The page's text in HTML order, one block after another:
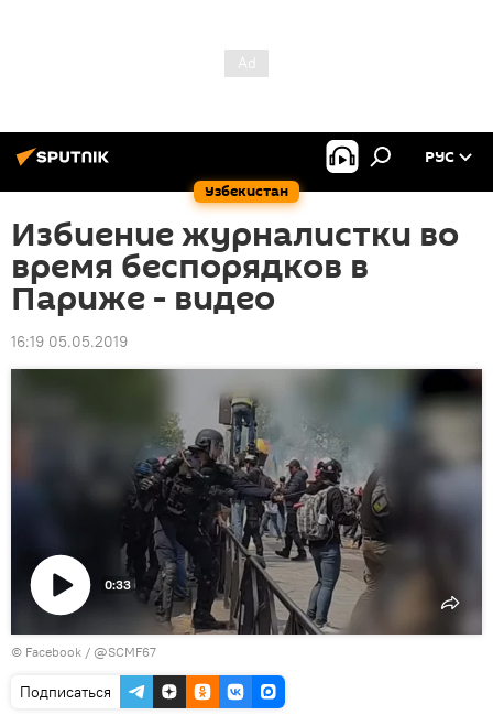
Узбекистан
РУС
Избиение журналистки во
время беспорядков в
Париже - видео
16:19 05.05.2019
Воспроизвести
видео
0:33
© Facebook / @SCMF67
Подписаться